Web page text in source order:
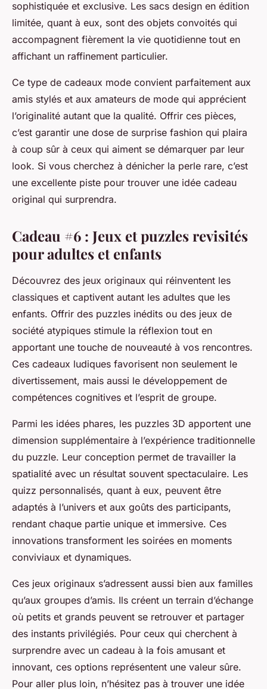
sophistiquée et exclusive. Les sacs design en édition
limitée, quant à eux, sont des objets convoités qui
accompagnent fièrement la vie quotidienne tout en
affichant un raffinement particulier.
Ce type de cadeaux mode convient parfaitement aux
amis stylés et aux amateurs de mode qui apprécient
l’originalité autant que la qualité. Offrir ces pièces,
c’est garantir une dose de surprise fashion qui plaira
à coup sûr à ceux qui aiment se démarquer par leur
look. Si vous cherchez à dénicher la perle rare, c’est
une excellente piste pour trouver une idée cadeau
original qui surprendra.
Cadeau #6 : Jeux et puzzles revisités
pour adultes et enfants
Découvrez des jeux originaux qui réinventent les
classiques et captivent autant les adultes que les
enfants. Offrir des puzzles inédits ou des jeux de
société atypiques stimule la réflexion tout en
apportant une touche de nouveauté à vos rencontres.
Ces cadeaux ludiques favorisent non seulement le
divertissement, mais aussi le développement de
compétences cognitives et l’esprit de groupe.
Parmi les idées phares, les puzzles 3D apportent une
dimension supplémentaire à l’expérience traditionnelle
du puzzle. Leur conception permet de travailler la
spatialité avec un résultat souvent spectaculaire. Les
quizz personnalisés, quant à eux, peuvent être
adaptés à l’univers et aux goûts des participants,
rendant chaque partie unique et immersive. Ces
innovations transforment les soirées en moments
conviviaux et dynamiques.
Ces jeux originaux s’adressent aussi bien aux familles
qu’aux groupes d’amis. Ils créent un terrain d’échange
où petits et grands peuvent se retrouver et partager
des instants privilégiés. Pour ceux qui cherchent à
surprendre avec un cadeau à la fois amusant et
innovant, ces options représentent une valeur sûre.
Pour aller plus loin, n’hésitez pas à trouver une idée